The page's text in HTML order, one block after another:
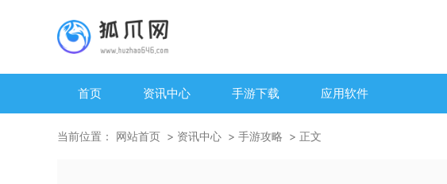
首页 资讯中心 手游下载 应用软件
当前位置： 网站首页 资讯中心 手游攻略 正文